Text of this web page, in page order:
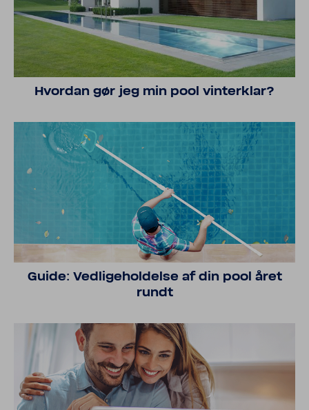
Hvordan gør jeg min pool vinter­klar?
Guide: Vedlige­hold­else af din pool året
rundt